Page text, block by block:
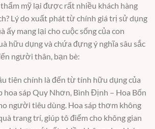
mỹ lại được rất nhiều khách hàng
Lý do xuất phát từ chính giá trị sử dụng
ấy mang lại cho cuộc sống của con
hữu dụng và chứa đựng ý nghĩa sâu sắc
người thân, bạn bè:
tiên chính là đến từ tính hữu dụng của
hoa sáp Quy Nhơn, Bình Định – Hoa Bốn
người tiêu dùng. Hoa sáp thơm không
trang trí, giúp tô điểm cho không gian